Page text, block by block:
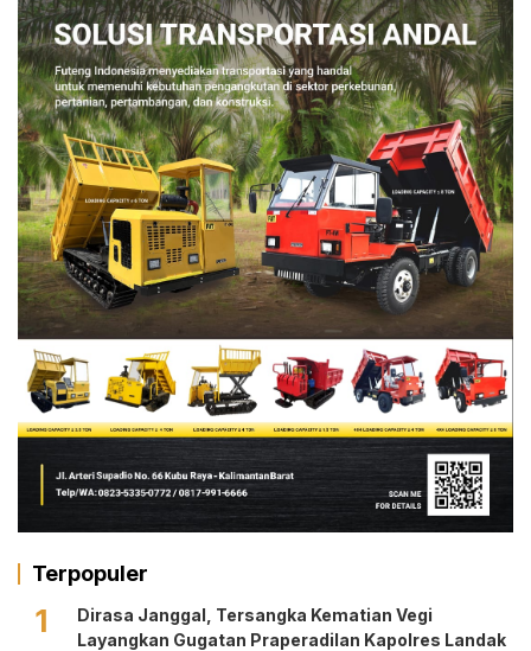
Terpopuler
1
Dirasa Janggal, Tersangka Kematian Vegi
Layangkan Gugatan Praperadilan Kapolres Landak